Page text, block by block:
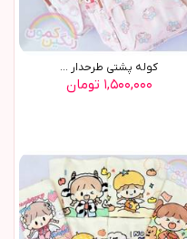
کوله پشتی طرحدار ...
۱,۵۰۰,۰۰۰ تومان